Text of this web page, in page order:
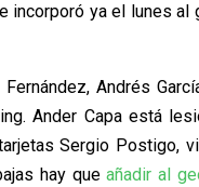
incorporó ya el lunes al
Andrés
Ander Capa está
Sergio Postigo,
hay queañadir al